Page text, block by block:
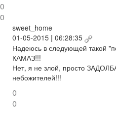
0
0
sweet_home
01-05-2015 | 06:28:35
Надеюсь в следующей такой
КАМАЗ!!!
Нет, я не злой, просто
небожителей!!!
0
0